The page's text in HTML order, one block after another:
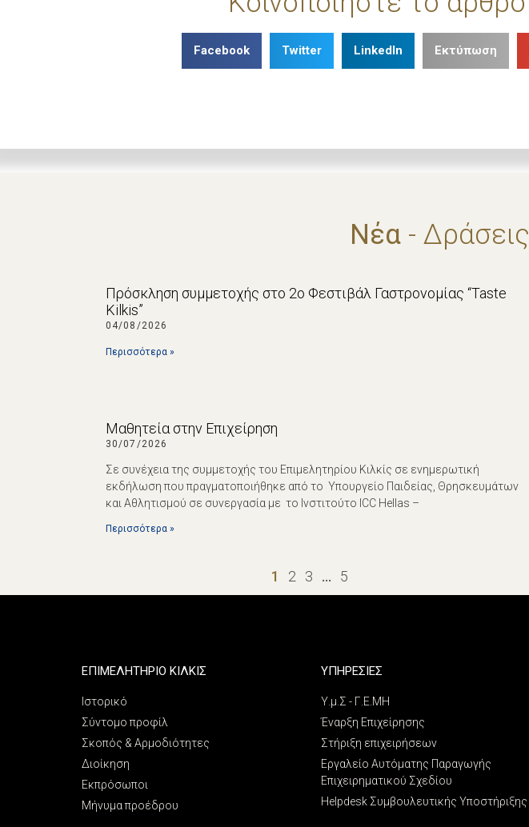
Facebook Twitter LinkedIn Εκτύπωση
Νέα - Δράσεις
Πρόσκληση συμμετοχής στο 2ο Φεστιβάλ Γαστρονομίας “Taste
Kilkis”
04/08/2026
Περισσότερα »
Μαθητεία στην Επιχείρηση
30/07/2026
Σε συνέχεια της συμμετοχής του Επιμελητηρίου Κιλκίς σε ενημερωτική
εκδήλωση που πραγματοποιήθηκε από το Υπουργείο Παιδείας, Θρησκευμάτων
και Αθλητισμού σε συνεργασία με το Ινστιτούτο ICC Hellas –
Περισσότερα »
1 2 3 … 5
ΕΠΙΜΕΛΗΤΗΡΙΟ ΚΙΛΚΙΣ
Ιστορικό
Σύντομο προφίλ
Σκοπός & Αρμοδιότητες
Διοίκηση
Εκπρόσωποι
Μήνυμα προέδρου
ΥΠΗΡΕΣΙΕΣ
Υ.μ.Σ - Γ.Ε.ΜΗ
Έναρξη Επιχείρησης
Στήριξη επιχειρήσεων
Εργαλείο Αυτόματης Παραγωγής
Επιχειρηματικού Σχεδίου
Helpdesk Συμβουλευτικής Υποστήριξης